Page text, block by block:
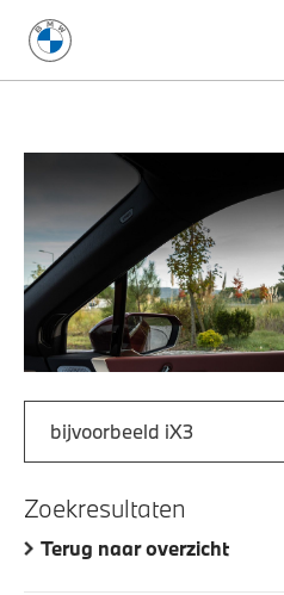
Zoek naar een automodel,
Zoekresultaten
Terug naar overzicht